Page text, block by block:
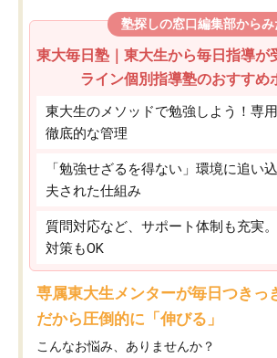
塾探しの窓口編集部からみ
東大毎日塾｜東大生から毎日指導が
ライン個別指導塾のおすすめ
東大生のメソッドで勉強しよう！専
徹底的な管理
「勉強せざるを得ない」環境に追い
夫された仕組み
質問対応など、サポート体制も充実
対策もOK
専属東大生メンターが毎日つきっ
だから圧倒的に「伸びる」
こんなお悩み、ありませんか？